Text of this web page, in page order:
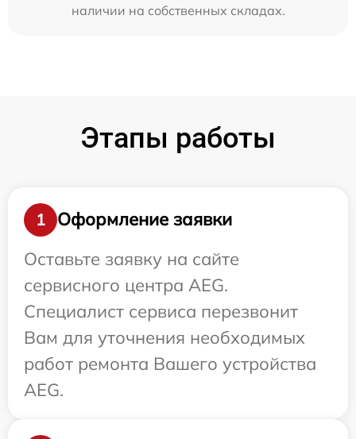
наличии на собственных складах.
Этапы работы
1
Оформление заявки
Оставьте заявку на сайте
сервисного центра AEG.
Специалист сервиса перезвонит
Вам для уточнения необходимых
работ ремонта Вашего устройства
AEG.